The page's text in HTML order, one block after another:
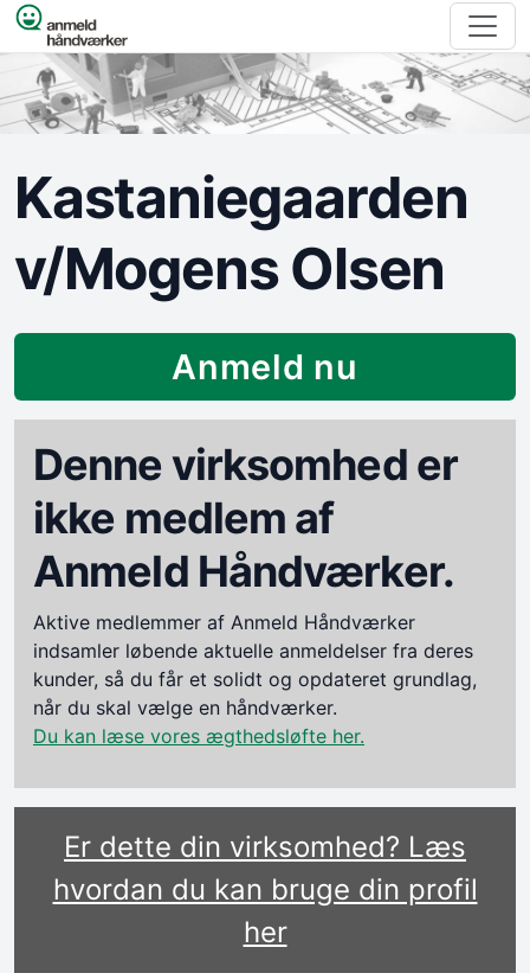
Spring til indhold
Kastaniegaarden
v/Mogens Olsen
Anmeld nu
Denne virksomhed er
ikke medlem af
Anmeld Håndværker.
Aktive medlemmer af Anmeld Håndværker
indsamler løbende aktuelle anmeldelser fra deres
kunder, så du får et solidt og opdateret grundlag,
når du skal vælge en håndværker.
Du kan læse vores ægthedsløfte her.
Er dette din virksomhed? Læs
hvordan du kan bruge din profil
her